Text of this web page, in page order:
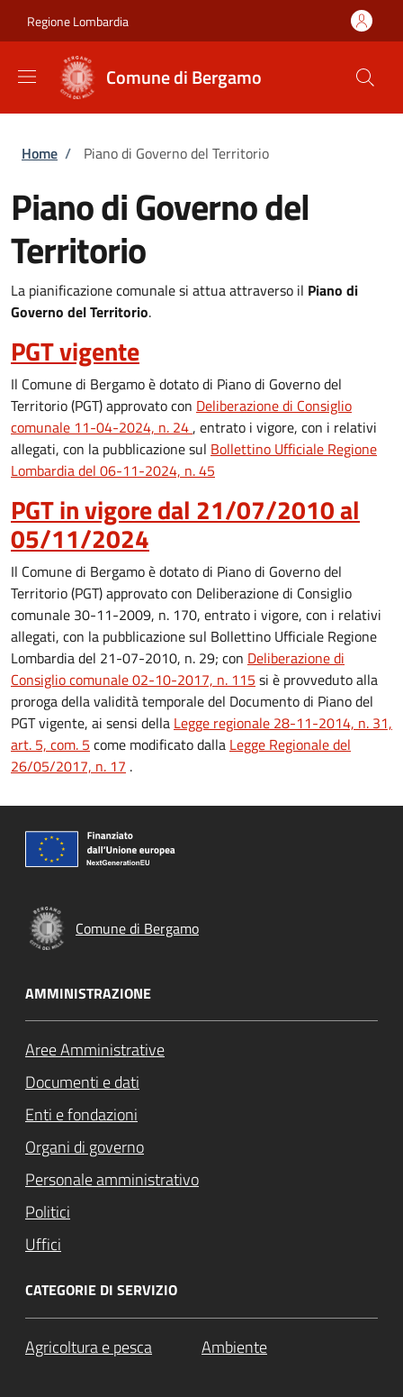
Regione Lombardia
Comune di Bergamo
Briciole di pane
Home / Piano di Governo del Territorio
Piano di Governo del
Territorio
La pianificazione comunale si attua attraverso il Piano di
Governo del Territorio.
PGT vigente
Il Comune di Bergamo è dotato di Piano di Governo del
Territorio (PGT) approvato con Deliberazione di Consiglio
comunale 11-04-2024, n. 24, entrato i vigore, con i relativi
allegati, con la pubblicazione sul Bollettino Ufficiale Regione
Lombardia del 06-11-2024, n. 45
PGT in vigore dal 21/07/2010 al
05/11/2024
Il Comune di Bergamo è dotato di Piano di Governo del
Territorio (PGT) approvato con Deliberazione di Consiglio
comunale 30-11-2009, n. 170, entrato i vigore, con i relativi
allegati, con la pubblicazione sul Bollettino Ufficiale Regione
Lombardia del 21-07-2010, n. 29; con Deliberazione di
Consiglio comunale 02-10-2017, n. 115 si è provveduto alla
proroga della validità temporale del Documento di Piano del
PGT vigente, ai sensi della Legge regionale 28-11-2014, n. 31,
art. 5, com. 5 come modificato dalla Legge Regionale del
26/05/2017, n. 17 .
Comune di Bergamo
AMMINISTRAZIONE
Aree Amministrative
Documenti e dati
Enti e fondazioni
Organi di governo
Personale amministrativo
Politici
Uffici
CATEGORIE DI SERVIZIO
Agricoltura e pesca Ambiente